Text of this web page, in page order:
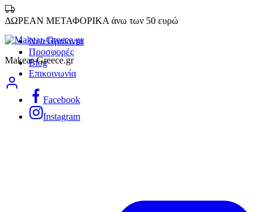
ΔΩΡΕΑΝ ΜΕΤΑΦΟΡΙΚΑ άνω των 50 ευρώ
Νεα Προϊοντα
Προσφορές
Blog
Επικοινωνία
Facebook
Instagram
Makear-Greece.gr